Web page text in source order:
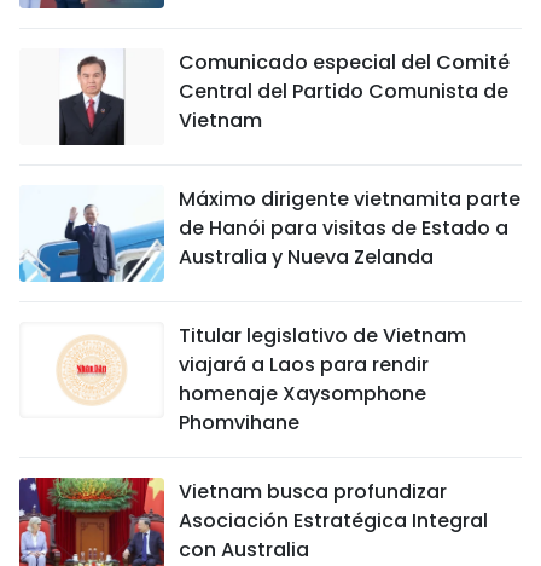
Comunicado especial del Comité
Central del Partido Comunista de
Vietnam
Máximo dirigente vietnamita parte
de Hanói para visitas de Estado a
Australia y Nueva Zelanda
Titular legislativo de Vietnam
viajará a Laos para rendir
homenaje Xaysomphone
Phomvihane
Vietnam busca profundizar
Asociación Estratégica Integral
con Australia